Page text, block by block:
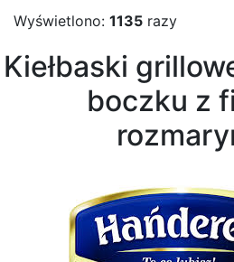
Wyświetlono: 1135 razy
Kiełbaski
boczku z